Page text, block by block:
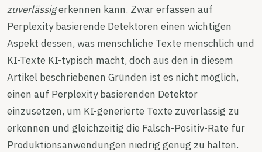
zuverlässigerkennen kann. Zwar erfassen auf
Perplexity basierende Detektoren einen wichtigen
Aspekt dessen, was menschliche Texte menschlich und
KI-Texte KI-typisch macht, doch aus den in diesem
Artikel beschriebenen Gründen ist es nicht möglich,
einen auf Perplexity basierenden Detektor
einzusetzen, um KI-generierte Texte zuverlässig zu
erkennen und gleichzeitig die Falsch-Positiv-Rate für
Produktionsanwendungen niedrig genug zu halten.